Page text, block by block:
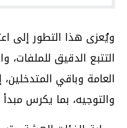
ويُعزى هذا التطور إلى
التتبع الدقيق للملفات،
العامة وباقي
والتوجيه، بما يكرس